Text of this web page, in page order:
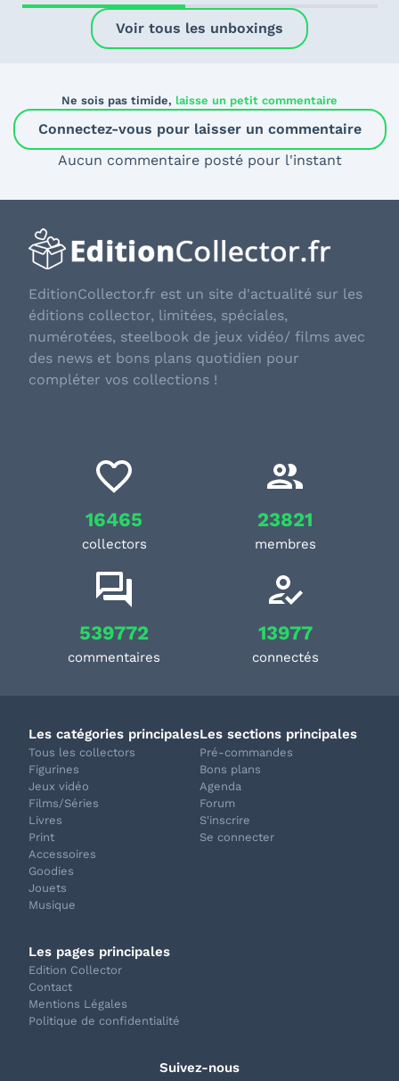
Voir tous les unboxings
Ne sois pas timide, laisse un petit commentaire
Connectez-vous pour laisser un commentaire
Aucun commentaire posté pour l'instant
EditionCollector.fr est un site d'actualité sur les
éditions collector, limitées, spéciales,
numérotées, steelbook de jeux vidéo/ films avec
des news et bons plans quotidien pour
compléter vos collections !
16465
collectors
23821
membres
539772
commentaires
13977
connectés
Les catégories principales
Tous les collectors
Figurines
Jeux vidéo
Films/Séries
Livres
Print
Accessoires
Goodies
Jouets
Musique
Les sections principales
Pré-commandes
Bons plans
Agenda
Forum
S'inscrire
Se connecter
Les pages principales
Edition Collector
Contact
Mentions Légales
Politique de confidentialité
Suivez-nous